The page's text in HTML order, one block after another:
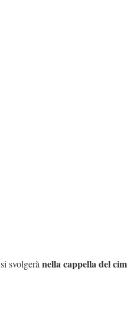
svolgerà nella cappella del